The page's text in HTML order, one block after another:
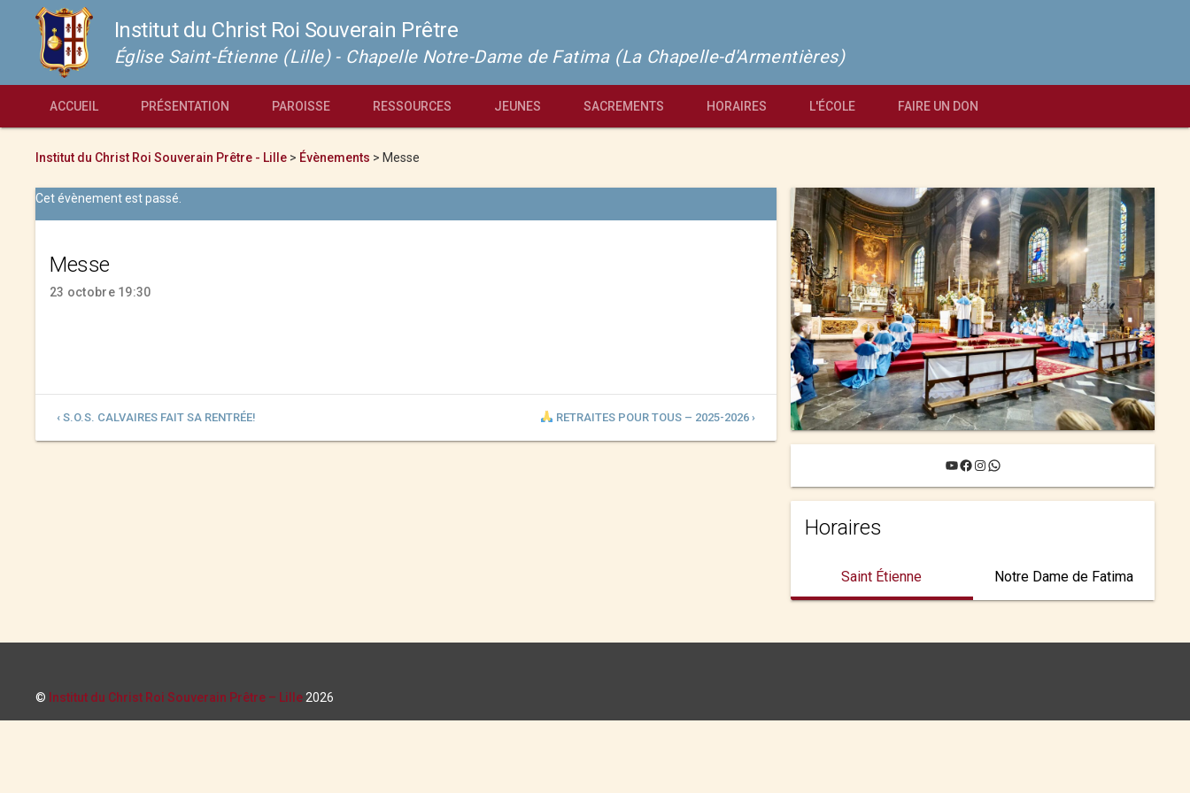
Institut du Christ Roi Souverain Prêtre
Église Saint-Étienne (Lille) - Chapelle Notre-Dame de Fatima (La Chapelle-d'Armentières)
ACCUEIL PRÉSENTATION PAROISSE RESSOURCES JEUNES SACREMENTS HORAIRES L'ÉCOLE FAIRE UN DON
Institut du Christ Roi Souverain Prêtre - Lille > Évènements > Messe
Cet évènement est passé.
Messe
23 octobre 19:30
‹ S.O.S. CALVAIRES FAIT SA RENTRÉE! RETRAITES POUR TOUS – 2025-2026 ›
YouTube
Facebook
Instagram
WhatsApp
Horaires
Saint Étienne Notre Dame de Fatima
© Institut du Christ Roi Souverain Prêtre – Lille 2026